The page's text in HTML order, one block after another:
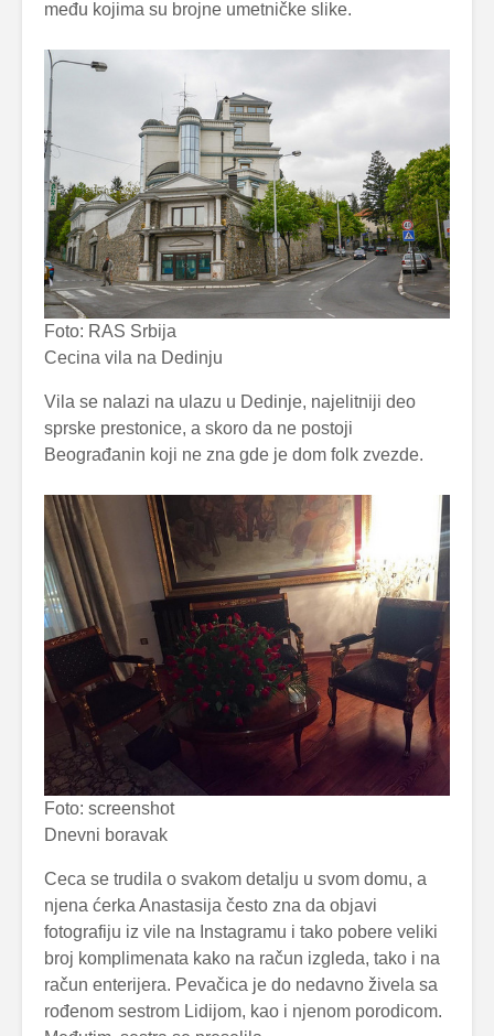
među kojima su brojne umetničke slike.
Foto: RAS Srbija
Cecina vila na Dedinju
Vila se nalazi na ulazu u Dedinje, najelitniji deo
sprske prestonice, a skoro da ne postoji
Beograđanin koji ne zna gde je dom folk zvezde.
Foto: screenshot
Dnevni boravak
Ceca se trudila o svakom detalju u svom domu, a
njena ćerka Anastasija često zna da objavi
fotografiju iz vile na Instagramu i tako pobere veliki
broj komplimenata kako na račun izgleda, tako i na
račun enterijera. Pevačica je do nedavno živela sa
rođenom sestrom Lidijom, kao i njenom porodicom.